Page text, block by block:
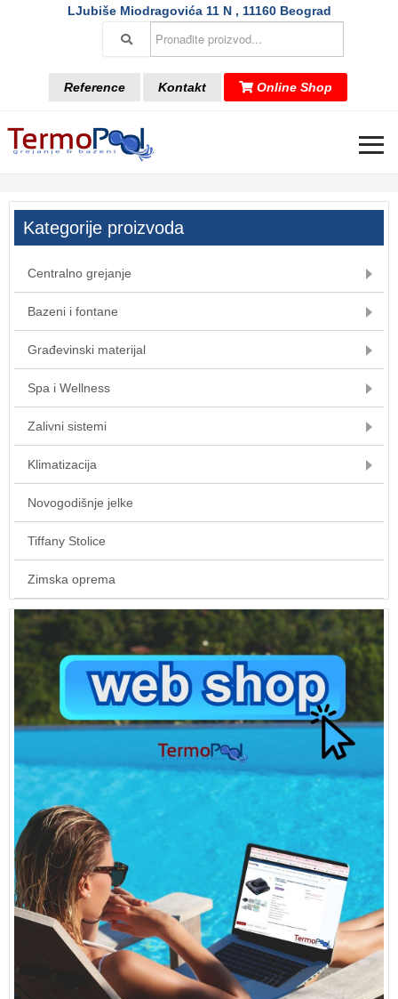
LJubiše Miodragovića 11 N , 11160 Beograd
Reference Kontakt Online Shop
≡
Kategorije proizvoda
Centralno grejanje
Bazeni i fontane
Građevinski materijal
Spa i Wellness
Zalivni sistemi
Klimatizacija
Novogodišnje jelke
Tiffany Stolice
Zimska oprema